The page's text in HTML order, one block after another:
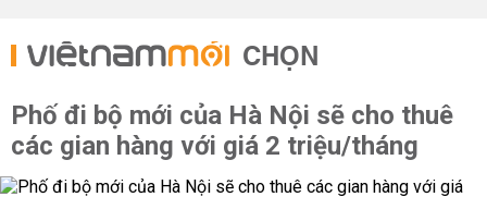
CHỌN
Phố đi bộ mới của Hà Nội sẽ cho thuê
các gian hàng với giá 2 triệu/tháng